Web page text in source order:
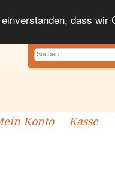
dass wir
Konto Kasse